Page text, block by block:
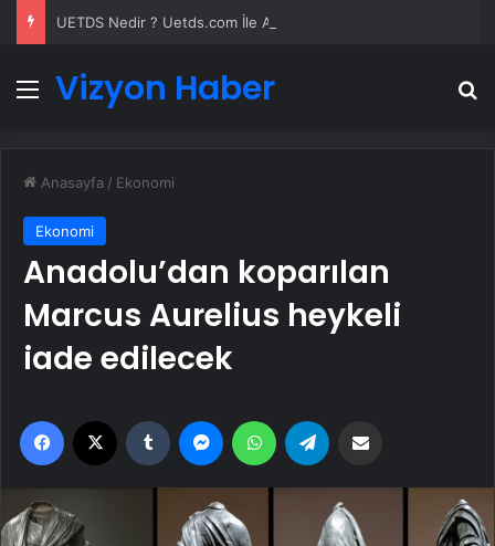
Menü
Vizyon Haber
Anasayfa / Ekonomi
Ekonomi
Anadolu’dan koparılan
Marcus Aurelius heykeli
iade edilecek
Facebook Tumblr MessengerWhatsApp